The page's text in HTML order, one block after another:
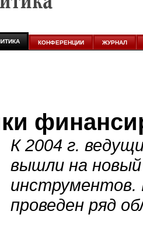
КОНФЕРЕНЦИИ ЖУРНАЛ
К 2004 г.
вышли на новый
инструментов.
проведен ряд